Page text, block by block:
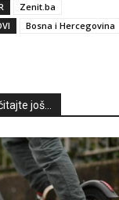
Zenit.ba
Bosna i Hercegovina
još...